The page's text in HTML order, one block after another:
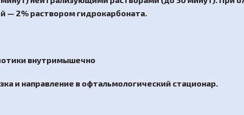
— 2% раствором гидрокарбоната.
внутримышечно
и направление в офтальмологический стационар.